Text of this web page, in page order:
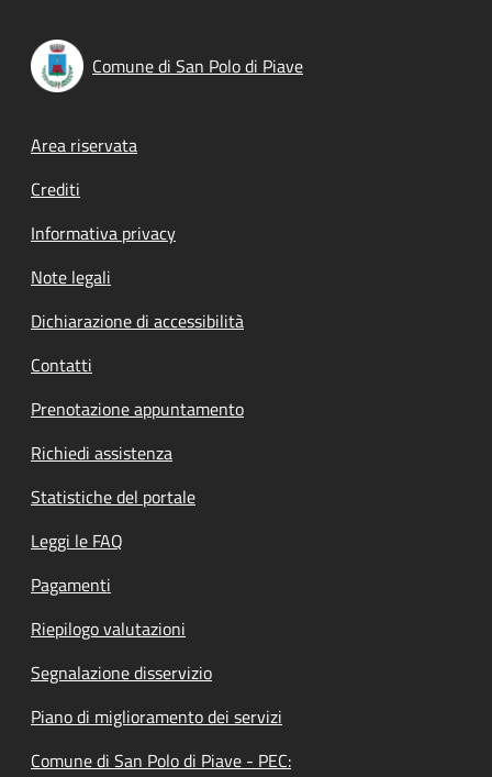
Comune di San Polo di Piave
Footer menu
Area riservata
Crediti
Informativa privacy
Note legali
Dichiarazione di accessibilità
Contatti
Prenotazione appuntamento
Richiedi assistenza
Statistiche del portale
Leggi le FAQ
Pagamenti
Riepilogo valutazioni
Segnalazione disservizio
Piano di miglioramento dei servizi
Comune di San Polo di Piave - PEC: